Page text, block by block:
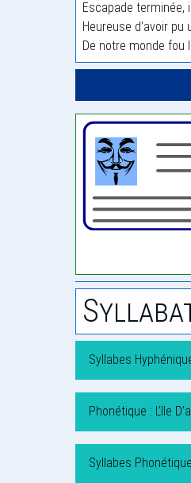
Escapade
Heureuse d’avoir
De notre monde fou
Syllabes
Phonétique : L’île
Syllabes Phonétique